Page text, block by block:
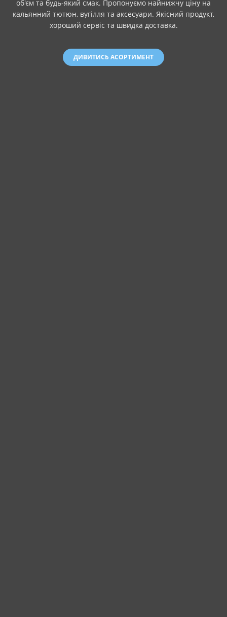
об'єм та будь-який смак. Пропонуємо найнижчу ціну на
кальянний тютюн, вугілля та аксесуари. Якісний продукт,
хороший сервіс та швидка доставка.
ДИВИТИСЬ АСОРТИМЕНТ